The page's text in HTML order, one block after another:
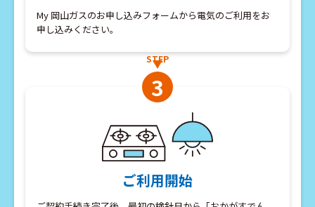
My 岡山ガスのお申し込みフォームから電気のご利用をお
申し込みください。
STEP
3
ご利用開始